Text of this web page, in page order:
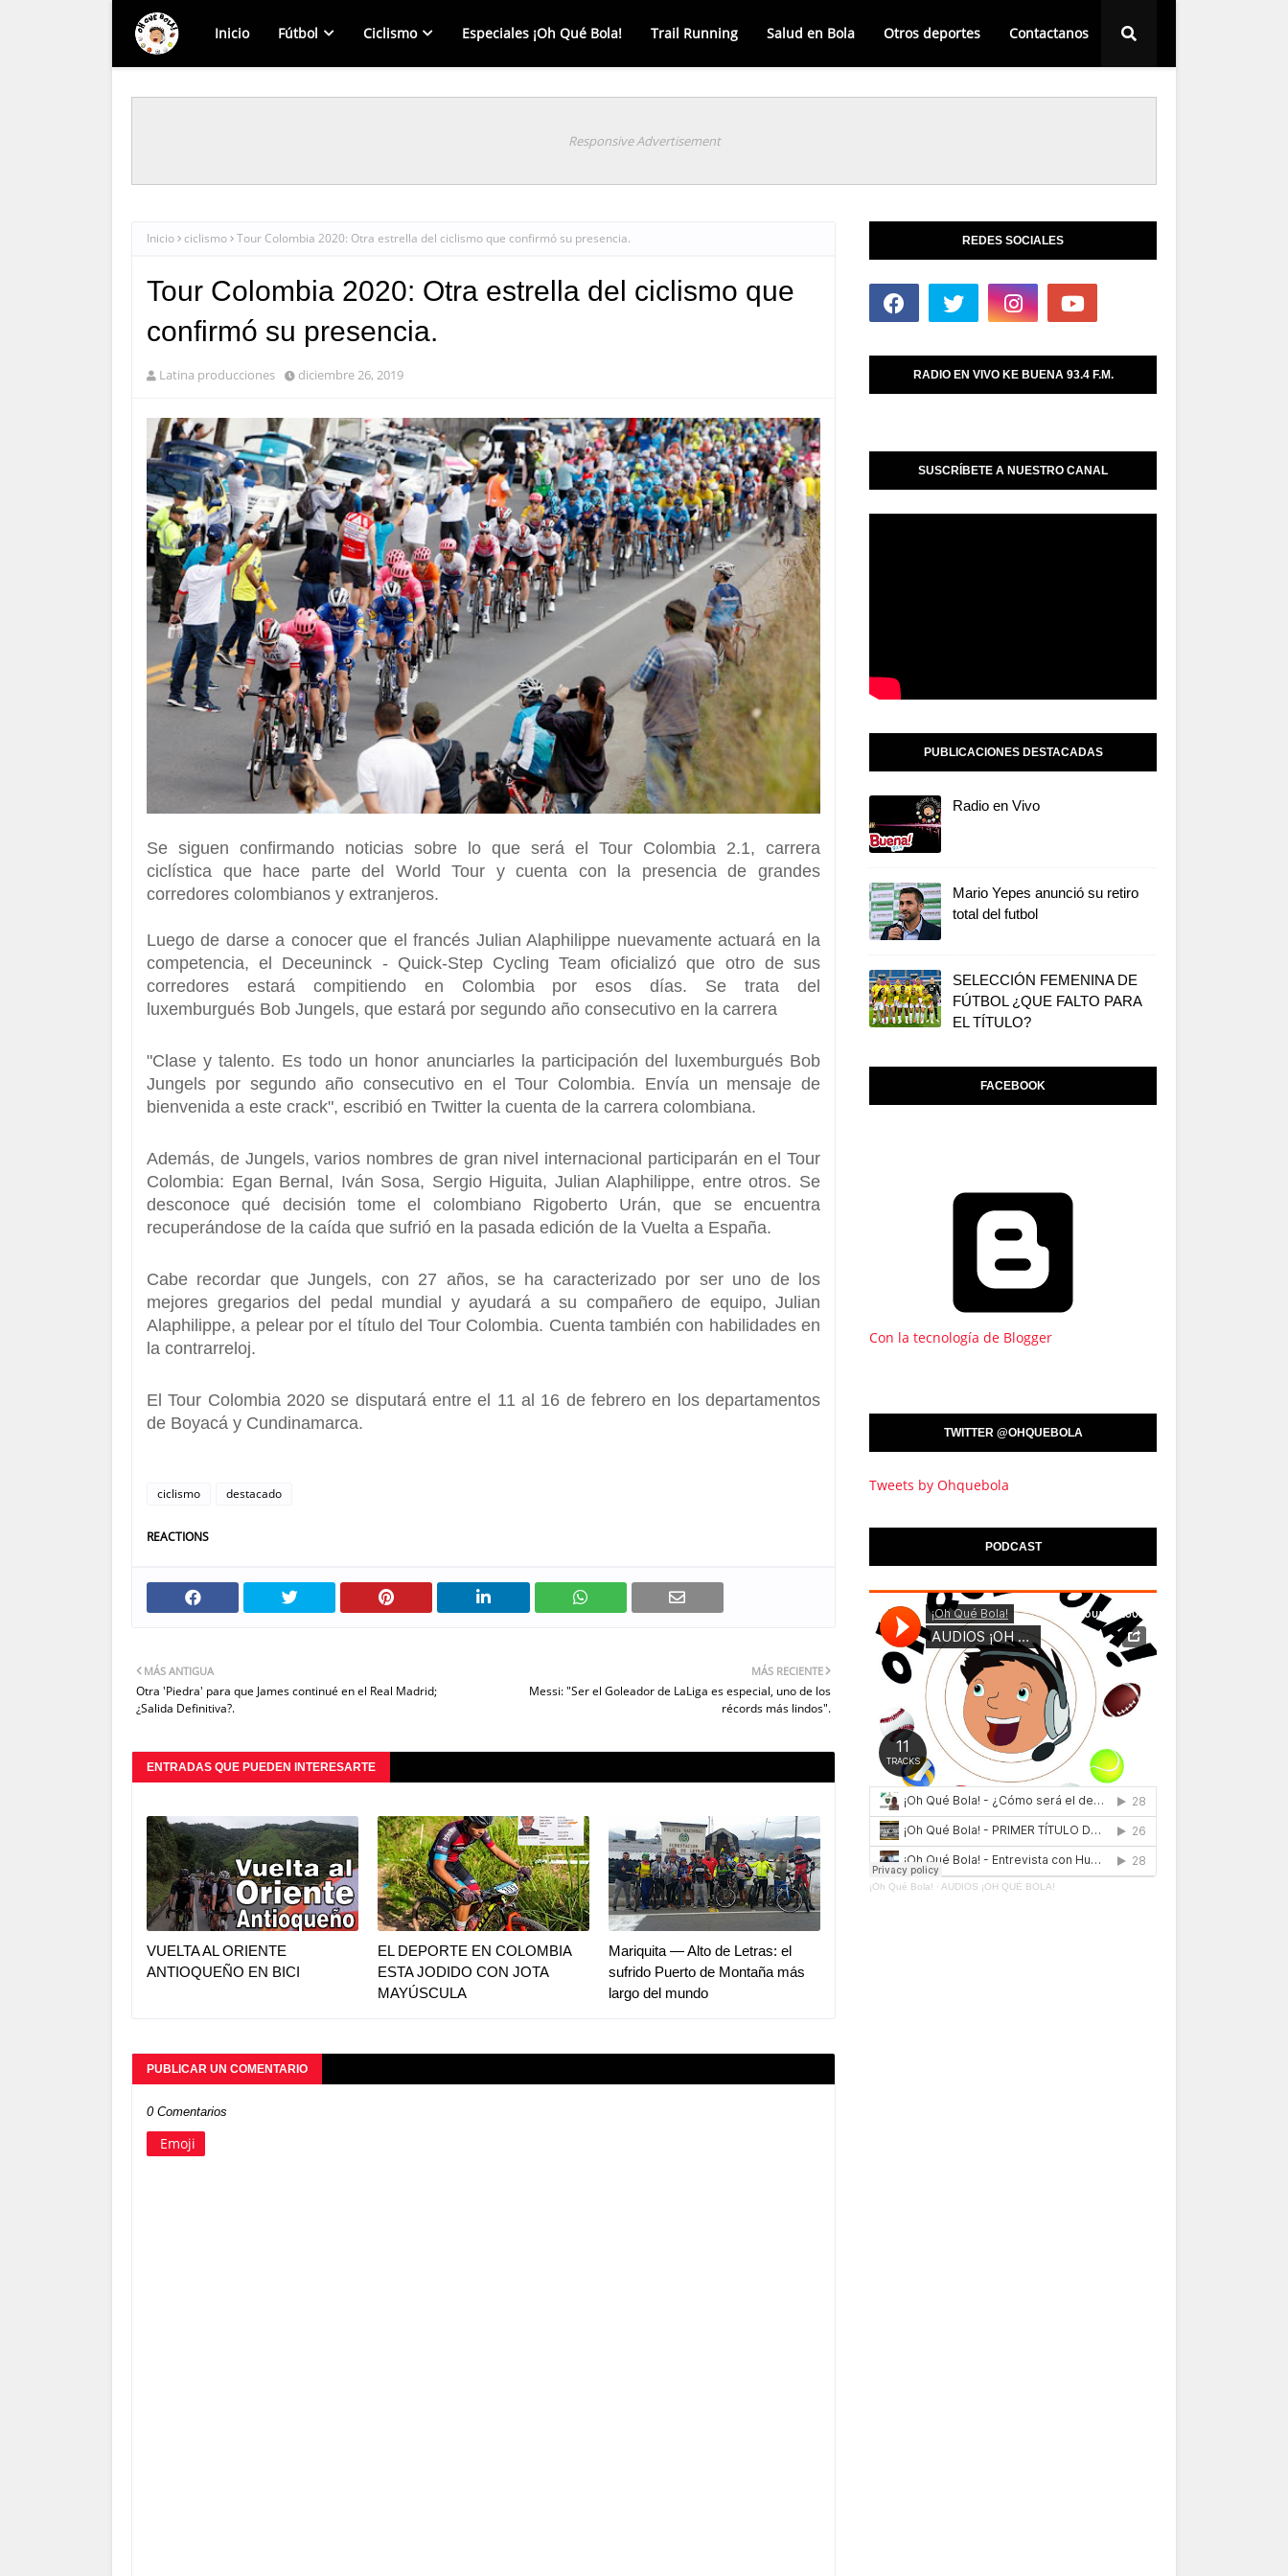
Inicio Fútbol Ciclismo Especiales ¡Oh Qué Bola! Trail Running Salud en Bola Otros deportes Contactanos
Responsive Advertisement
Inicio ciclismo Tour Colombia 2020: Otra estrella del ciclismo que confirmó su presencia.
Tour Colombia 2020: Otra estrella del ciclismo que
confirmó su presencia.
Latina producciones diciembre 26, 2019
Se siguen confirmando noticias sobre lo que será el Tour Colombia 2.1, carrera
ciclística que hace parte del World Tour y cuenta con la presencia de grandes
corredores colombianos y extranjeros.
Luego de darse a conocer que el francés Julian Alaphilippe nuevamente actuará en la
competencia, el Deceuninck - Quick-Step Cycling Team oficializó que otro de sus
corredores estará compitiendo en Colombia por esos días. Se trata del
luxemburgués Bob Jungels, que estará por segundo año consecutivo en la carrera
"Clase y talento. Es todo un honor anunciarles la participación del luxemburgués Bob
Jungels por segundo año consecutivo en el Tour Colombia. Envía un mensaje de
bienvenida a este crack", escribió en Twitter la cuenta de la carrera colombiana.
Además, de Jungels,varios nombres de gran nivel internacional participarán en el Tour
Colombia: Egan Bernal, Iván Sosa, Sergio Higuita, Julian Alaphilippe, entre otros. Se
desconoce qué decisión tome el colombiano Rigoberto Urán,que se encuentra
recuperándose de la caída que sufrió en la pasada edición de la Vuelta a España.
Cabe recordar que Jungels, con 27 años, se ha caracterizado por ser uno de los
mejores gregarios del pedal mundial y ayudará a su compañero de equipo, Julian
Alaphilippe, a pelear por el título del Tour Colombia. Cuenta también con habilidades en
la contrarreloj.
El Tour Colombia 2020 se disputará entre el 11 al 16 de febrero en los departamentos
de Boyacá y Cundinamarca.
ciclismo destacado
REACTIONS
MÁS RECIENTE
Messi: "Ser el Goleador de LaLiga es especial, uno de los
récords más lindos".
MÁS ANTIGUA
Otra 'Piedra' para que James continué en el Real Madrid;
¿Salida Definitiva?.
ENTRADAS QUE PUEDEN INTERESARTE
VUELTA AL ORIENTE
ANTIOQUEÑO EN BICI
EL DEPORTE EN COLOMBIA
ESTA JODIDO CON JOTA
MAYÚSCULA
Mariquita — Alto de Letras: el
sufrido Puerto de Montaña más
largo del mundo
PUBLICAR UN COMENTARIO
0 Comentarios
Emoji
REDES SOCIALES
RADIO EN VIVO KE BUENA 93.4 F.M.
SUSCRÍBETE A NUESTRO CANAL
PUBLICACIONES DESTACADAS
Radio en Vivo
Mario Yepes anunció su retiro
total del futbol
SELECCIÓN FEMENINA DE
FÚTBOL ¿QUE FALTO PARA
EL TÍTULO?
FACEBOOK
Con la tecnología de Blogger
TWITTER @OHQUEBOLA
Tweets by Ohquebola
PODCAST
¡Oh Qué Bola! · AUDIOS ¡OH QUÉ BOLA!